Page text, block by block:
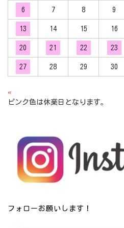
6 7 8 9
13 14 15 16
20 21 22 23
27 28 29 30
«
ピンク色は休業日となります。
フォローお願いします！